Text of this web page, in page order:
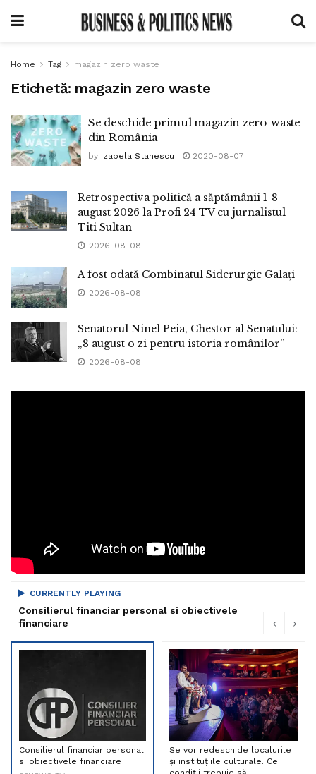
Home Tag magazin zero waste
Etichetă: magazin zero waste
Se deschide primul magazin zero-waste
din România
by Izabela Stanescu 2020-08-07
Retrospectiva politică a săptămânii 1-8
august 2026 la Profi 24 TV cu jurnalistul
Titi Sultan
2026-08-08
A fost odată Combinatul Siderurgic Galați
2026-08-08
Senatorul Ninel Peia, Chestor al Senatului:
„8 august o zi pentru istoria românilor”
2026-08-08
CURRENTLY PLAYING
Consilierul financiar personal si obiectivele
financiare
Consilierul financiar personal
si obiectivele financiare
Se vor redeschide localurile
și instituțiile culturale. Ce